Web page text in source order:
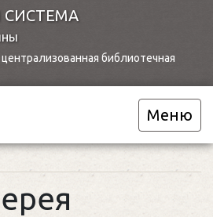
СИСТЕМА
библиотечная
Меню